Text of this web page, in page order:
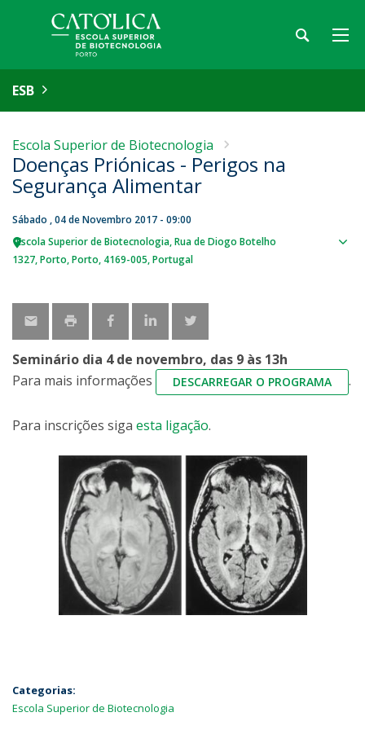
ESB
Escola Superior de Biotecnologia
Doenças Priónicas - Perigos na
Segurança Alimentar
Sábado , 04 de Novembro 2017 - 09:00
Escola Superior de Biotecnologia Rua de Diogo Botelho
1327 Porto Porto 4169-005 Portugal
Seminário dia 4 de novembro, das 9 às 13h
Para mais informações
DESCARREGAR O PROGRAMA .
Para inscrições siga esta ligação.
Categorias:
Escola Superior de Biotecnologia